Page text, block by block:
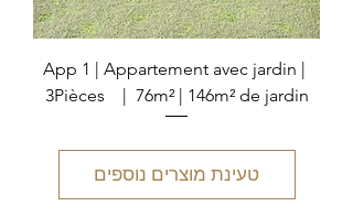
App 1 | Appartement avec jardin |
3Pièces | 76m² | 146m² de jardin
טעינת מוצרים נוספים